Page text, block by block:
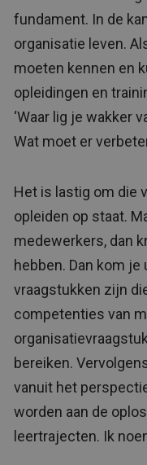
fundament. In de
organisatie leven.
moeten kennen en
opleidingen en
‘Waar lig je wakker
Wat moet er
Het is lastig om die
opleiden op staat.
medewerkers, dan
hebben. Dan kom je
vraagstukken zijn
competenties van
bereiken.
vanuit het
worden aan de
leertrajecten. Ik